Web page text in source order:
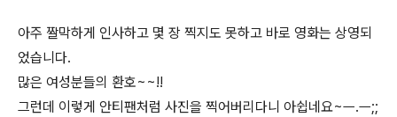
아주 짤막하게 인사하고 몇 장 찍지도 못하고 바로 영화는 상영되
었습니다.
많은 여성분들의 환호~~!!
그런데 이렇게 안티팬처럼 사진을 찍어버리다니 아쉽네요~ㅡ.ㅡ;;